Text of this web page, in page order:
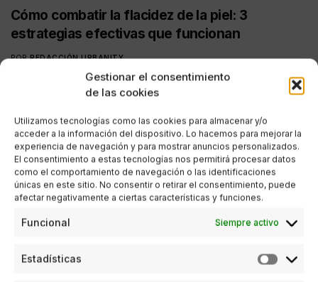
Gestionar el consentimiento
de las cookies
Utilizamos tecnologías como las cookies para almacenar y/o
acceder a la información del dispositivo. Lo hacemos para mejorar la
experiencia de navegación y para mostrar anuncios personalizados.
El consentimiento a estas tecnologías nos permitirá procesar datos
como el comportamiento de navegación o las identificaciones
únicas en este sitio. No consentir o retirar el consentimiento, puede
afectar negativamente a ciertas características y funciones.
Funcional Siempre activo
Estadísticas
Cómo combatir la flacidez de la piel: 3
estrategias efectivas que funcionan
POR REDACCIÓN URBANITY
5 MINUTOS DE LECTURA